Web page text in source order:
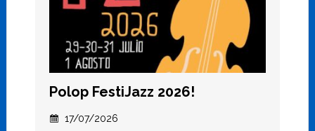
Polop FestiJazz 2026!
17/07/2026